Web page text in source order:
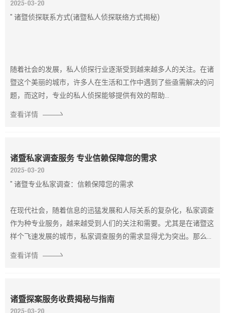
2025-03-20
" 诸暨侦探联系方式(诸暨私人侦探联络方式揭秘)
随着社会的发展，私人侦探行业逐渐受到越来越多人的关注。在诸
暨这个美丽的城市，许多人在生活和工作中遇到了些亟需解决的问
题，而这时，专业的私人侦探能够提供有效的帮助...
查看详情
诸暨私家调查服务 专业信赖保障您的需求
2025-03-20
" 诸暨专业私家调查：信赖保障您的需求
在现代社会，随着信息的迅猛发展和人际关系的复杂化，私家调查
作为种专业服务，越来越受到人们的关注和需要。尤其是在诸暨这
样个飞速发展的城市，私家调查服务的需求显得尤为突出。那么...
查看详情
诸暨探案服务收费揭秘与指南